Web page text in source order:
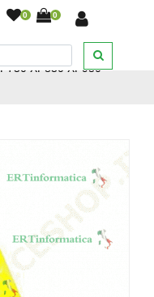
0 0
inkjet epson
XP850 XP950